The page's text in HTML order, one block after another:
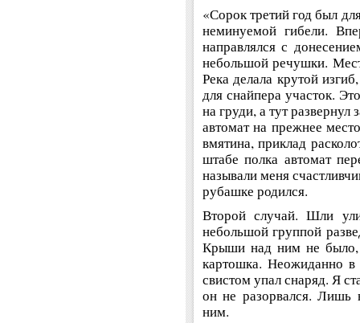
«Сорок третий год был
неминуемой гибели.
направлялся с
небольшой речушки.
Река делала крутой
для снайпера участок.
на груди, а тут
автомат на прежнее
вмятина, приклад
штабе полка автомат
называли меня
рубашке родился.
Второй случай. Шли
небольшой группой
Крыши над ним не было,
картошка. Неожиданно
свистом упал снаряд. Я
он не разорвался. Лишь
ним.